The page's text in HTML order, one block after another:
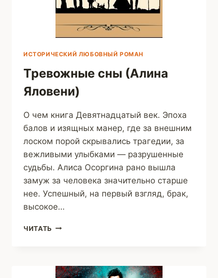
ИСТОРИЧЕСКИЙ ЛЮБОВНЫЙ РОМАН
Тревожные сны (Алина
Яловени)
О чем книга Девятнадцатый век. Эпоха
балов и изящных манер, где за внешним
лоском порой скрывались трагедии, за
вежливыми улыбками — разрушенные
судьбы. Алиса Осоргина рано вышла
замуж за человека значительно старше
нее. Успешный, на первый взгляд, брак,
высокое…
ЧИТАТЬ ТРЕВОЖНЫЕ